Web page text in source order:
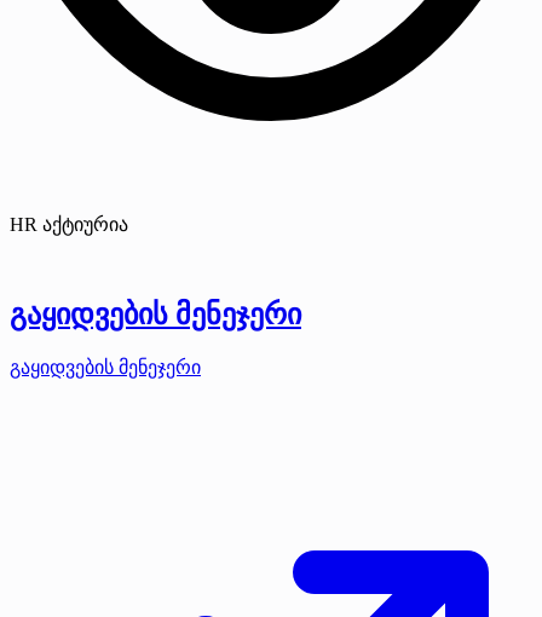
HR აქტიურია
გაყიდვების მენეჯერი
გაყიდვების მენეჯერი